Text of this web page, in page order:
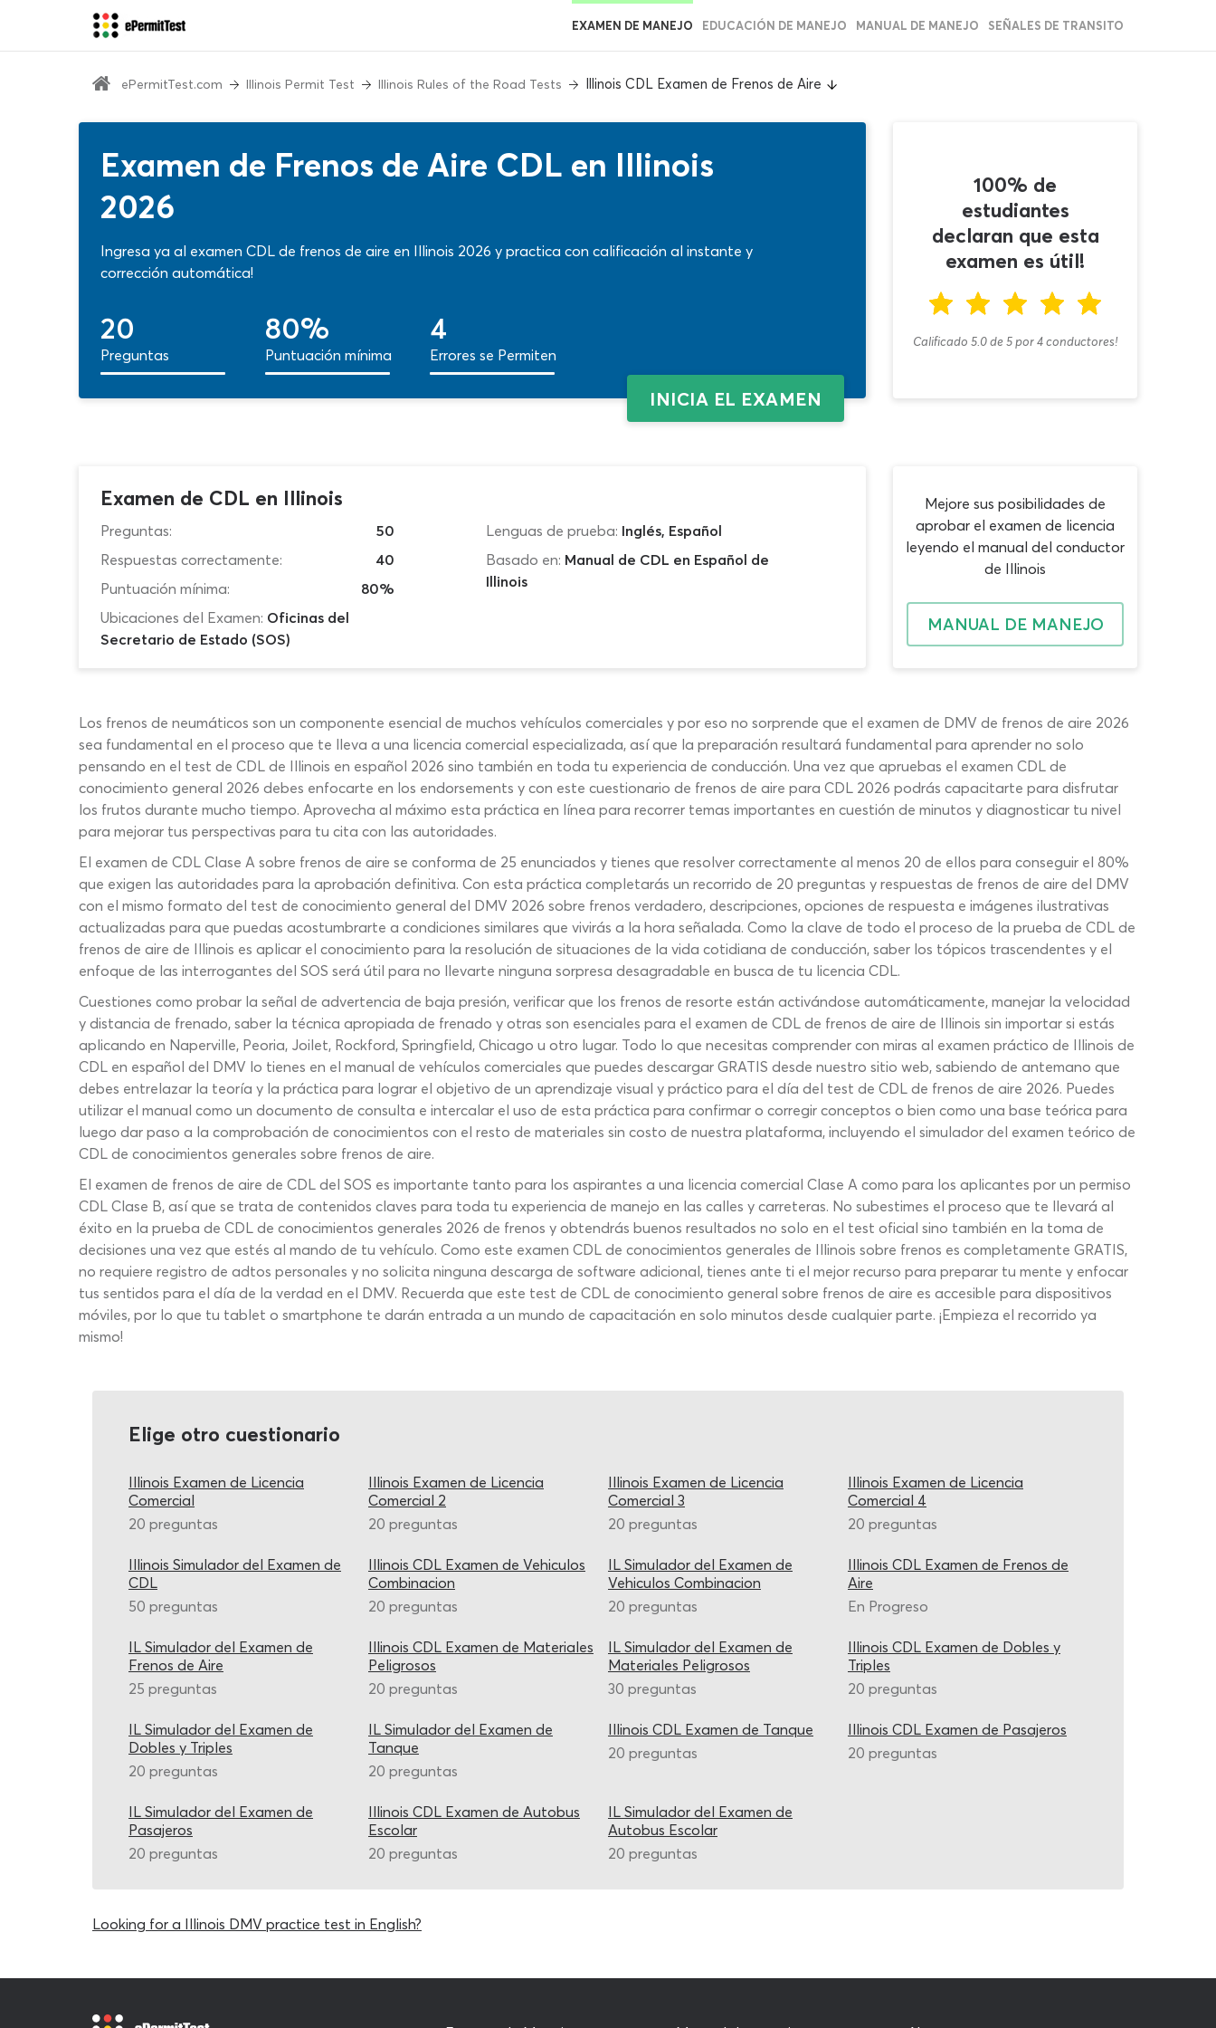
EXAMEN DE MANEJO EDUCACIÓN DE MANEJO MANUAL DE MANEJO SEÑALES DE TRANSITO
ePermitTest.com Illinois Permit Test Illinois Rules of the Road Tests Illinois CDL Examen de Frenos de Aire
Examen de Frenos de Aire CDL en Illinois
2026
Ingresa ya al examen CDL de frenos de aire en Illinois 2026 y practica con calificación al instante y
corrección automática!
20
Preguntas
80%
Puntuación mínima
4
Errores se Permiten
INICIA EL EXAMEN
100% de
estudiantes
declaran que esta
examen es útil!
Calificado 5.0de5 por4conductores!
Examen de CDL en Illinois
Preguntas:
50
Respuestas correctamente:
40
Puntuación mínima:
80%
Ubicaciones del Examen: Oficinas del
Secretario de Estado (SOS)
Lenguas de prueba: Inglés, Español
Basado en: Manual de CDL en Español de
Illinois
Mejore sus posibilidades de
aprobar el examen de licencia
leyendo el manual del conductor
de Illinois
MANUAL DE MANEJO
Los frenos de neumáticos son un componente esencial de muchos vehículos comerciales y por eso no sorprende que el examen de DMV de frenos de aire 2026
sea fundamental en el proceso que te lleva a una licencia comercial especializada, así que la preparación resultará fundamental para aprender no solo
pensando en el test de CDL de Illinois en español 2026 sino también en toda tu experiencia de conducción. Una vez que apruebas el examen CDL de
conocimiento general 2026 debes enfocarte en los endorsements y con este cuestionario de frenos de aire para CDL 2026 podrás capacitarte para disfrutar
los frutos durante mucho tiempo. Aprovecha al máximo esta práctica en línea para recorrer temas importantes en cuestión de minutos y diagnosticar tu nivel
para mejorar tus perspectivas para tu cita con las autoridades.
El examen de CDL Clase A sobre frenos de aire se conforma de 25 enunciados y tienes que resolver correctamente al menos 20 de ellos para conseguir el 80%
que exigen las autoridades para la aprobación definitiva. Con esta práctica completarás un recorrido de 20 preguntas y respuestas de frenos de aire del DMV
con el mismo formato del test de conocimiento general del DMV 2026 sobre frenos verdadero, descripciones, opciones de respuesta e imágenes ilustrativas
actualizadas para que puedas acostumbrarte a condiciones similares que vivirás a la hora señalada. Como la clave de todo el proceso de la prueba de CDL de
frenos de aire de Illinois es aplicar el conocimiento para la resolución de situaciones de la vida cotidiana de conducción, saber los tópicos trascendentes y el
enfoque de las interrogantes del SOS será útil para no llevarte ninguna sorpresa desagradable en busca de tu licencia CDL.
Cuestiones como probar la señal de advertencia de baja presión, verificar que los frenos de resorte están activándose automáticamente, manejar la velocidad
y distancia de frenado, saber la técnica apropiada de frenado y otras son esenciales para el examen de CDL de frenos de aire de Illinois sin importar si estás
aplicando en Naperville, Peoria, Joilet, Rockford, Springfield, Chicago u otro lugar. Todo lo que necesitas comprender con miras al examen práctico de Illinois de
CDL en español del DMV lo tienes en el manual de vehículos comerciales que puedes descargar GRATIS desde nuestro sitio web, sabiendo de antemano que
debes entrelazar la teoría y la práctica para lograr el objetivo de un aprendizaje visual y práctico para el día del test de CDL de frenos de aire 2026. Puedes
utilizar el manual como un documento de consulta e intercalar el uso de esta práctica para confirmar o corregir conceptos o bien como una base teórica para
luego dar paso a la comprobación de conocimientos con el resto de materiales sin costo de nuestra plataforma, incluyendo el simulador del examen teórico de
CDL de conocimientos generales sobre frenos de aire.
El examen de frenos de aire de CDL del SOS es importante tanto para los aspirantes a una licencia comercial Clase A como para los aplicantes por un permiso
CDL Clase B, así que se trata de contenidos claves para toda tu experiencia de manejo en las calles y carreteras. No subestimes el proceso que te llevará al
éxito en la prueba de CDL de conocimientos generales 2026 de frenos y obtendrás buenos resultados no solo en el test oficial sino también en la toma de
decisiones una vez que estés al mando de tu vehículo. Como este examen CDL de conocimientos generales de Illinois sobre frenos es completamente GRATIS,
no requiere registro de adtos personales y no solicita ninguna descarga de software adicional, tienes ante ti el mejor recurso para preparar tu mente y enfocar
tus sentidos para el día de la verdad en el DMV. Recuerda que este test de CDL de conocimiento general sobre frenos de aire es accesible para dispositivos
móviles, por lo que tu tablet o smartphone te darán entrada a un mundo de capacitación en solo minutos desde cualquier parte. ¡Empieza el recorrido ya
mismo!
Elige otro cuestionario
Illinois Examen de Licencia
Comercial
20 preguntas
Illinois Examen de Licencia
Comercial 2
20 preguntas
Illinois Examen de Licencia
Comercial 3
20 preguntas
Illinois Examen de Licencia
Comercial 4
20 preguntas
Illinois Simulador del Examen de
CDL
50 preguntas
Illinois CDL Examen de Vehiculos
Combinacion
20 preguntas
IL Simulador del Examen de
Vehiculos Combinacion
20 preguntas
Illinois CDL Examen de Frenos de
Aire
En Progreso
IL Simulador del Examen de
Frenos de Aire
25 preguntas
Illinois CDL Examen de Materiales
Peligrosos
20 preguntas
IL Simulador del Examen de
Materiales Peligrosos
30 preguntas
Illinois CDL Examen de Dobles y
Triples
20 preguntas
IL Simulador del Examen de
Dobles y Triples
20 preguntas
IL Simulador del Examen de
Tanque
20 preguntas
Illinois CDL Examen de Tanque
20 preguntas
Illinois CDL Examen de Pasajeros
20 preguntas
IL Simulador del Examen de
Pasajeros
20 preguntas
Illinois CDL Examen de Autobus
Escolar
20 preguntas
IL Simulador del Examen de
Autobus Escolar
20 preguntas
Looking for a Illinois DMV practice test in English?